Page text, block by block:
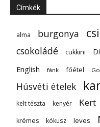
Címkék
alma burgonya
csokoládé cukkini
English fánk főétel
Húsvéti ételek
kelt tészta kenyér Kert
krémes
kókusz leves